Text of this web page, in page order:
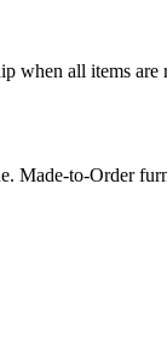
when all items
Made-to-Order